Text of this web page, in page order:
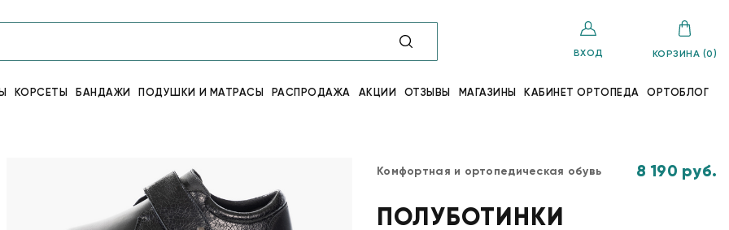
ВХОД КОРЗИНА (0)
КОРСЕТЫ БАНДАЖИ ПОДУШКИ И МАТРАСЫ РАСПРОДАЖА АКЦИИ ОТЗЫВЫ МАГАЗИНЫ КАБИНЕТ ОРТОПЕДА ОРТОБЛОГ
Комфортная и ортопедическая обувь 8 190 руб.
ПОЛУБОТИНКИ